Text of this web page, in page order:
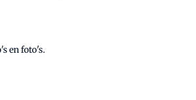
en foto's.